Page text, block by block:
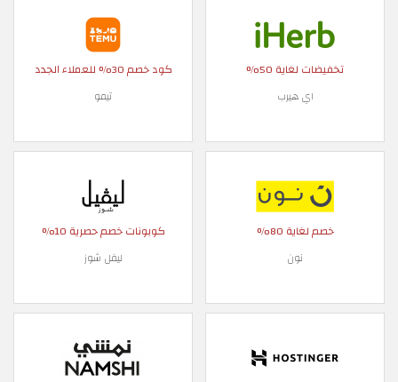
تخفيضات لغاية 50%
اي هيرب
كود خصم 30% للعملاء الجدد
تيمو
خصم لغاية 80%
نون
كوبونات خصم حصرية 10%
ليفل شوز